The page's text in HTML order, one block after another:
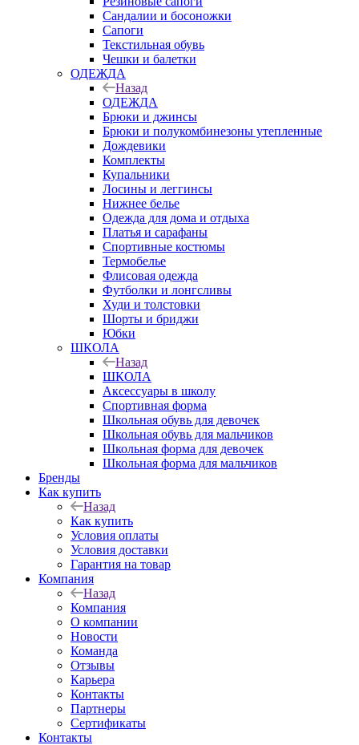
Сандалии и босоножки
Сапоги
Текстильная обувь
Чешки и балетки
ОДЕЖДА
Назад
ОДЕЖДА
Брюки и джинсы
Брюки и полукомбинезоны утепленные
Дождевики
Комплекты
Купальники
Лосины и леггинсы
Нижнее белье
Одежда для дома и отдыха
Платья и сарафаны
Спортивные костюмы
Термобелье
Флисовая одежда
Футболки и лонгсливы
Худи и толстовки
Шорты и бриджи
Юбки
ШКОЛА
Назад
ШКОЛА
Аксессуары в школу
Спортивная форма
Школьная обувь для девочек
Школьная обувь для мальчиков
Школьная форма для девочек
Школьная форма для мальчиков
Бренды
Как купить
Назад
Как купить
Условия оплаты
Условия доставки
Гарантия на товар
Компания
Назад
Компания
О компании
Новости
Команда
Отзывы
Карьера
Контакты
Партнеры
Сертификаты
Контакты